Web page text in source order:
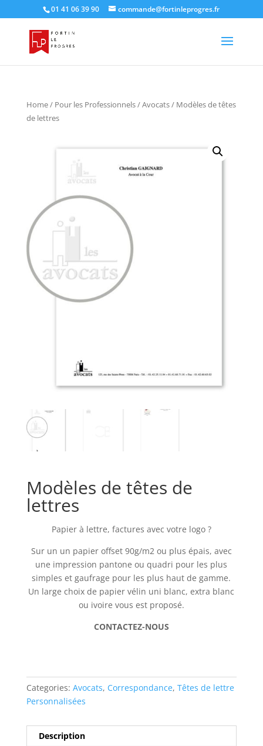
01 41 06 39 90 commande@fortinleprogres.fr
Home/ Pour les Professionnels/Avocats/ Modèles de têtes
de lettres
Modèles de têtes de
lettres
Papier à lettre, factures avec votre logo ?
Sur un un papier offset 90g/m2 ou plus épais, avec
une impression pantone ou quadri pour les plus
simples et gaufrage pour les plus haut de gamme.
Un large choix de papier vélin uni blanc, extra blanc
ou ivoire vous est proposé.
CONTACTEZ-NOUS
Categories: Avocats, Correspondance, Têtes de lettre
Personnalisées
Description